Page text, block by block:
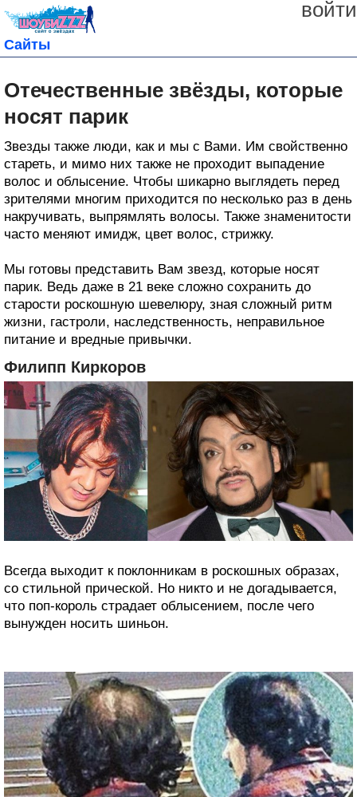
войти
Сайты
Отечественные звёзды, которые
носят парик
Звезды также люди, как и мы с Вами. Им свойственно
стареть, и мимо них также не проходит выпадение
волос и облысение. Чтобы шикарно выглядеть перед
зрителями многим приходится по несколько раз в день
накручивать, выпрямлять волосы. Также знаменитости
часто меняют имидж, цвет волос, стрижку.
Мы готовы представить Вам звезд, которые носят
парик. Ведь даже в 21 веке сложно сохранить до
старости роскошную шевелюру, зная сложный ритм
жизни, гастроли, наследственность, неправильное
питание и вредные привычки.
Филипп Киркоров
Всегда выходит к поклонникам в роскошных образах,
со стильной прической. Но никто и не догадывается,
что поп-король страдает облысением, после чего
вынужден носить шиньон.